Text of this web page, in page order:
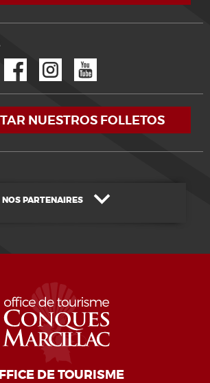
NUESTROS FOLLETOS
NOS PARTENAIRES
DE TOURISME